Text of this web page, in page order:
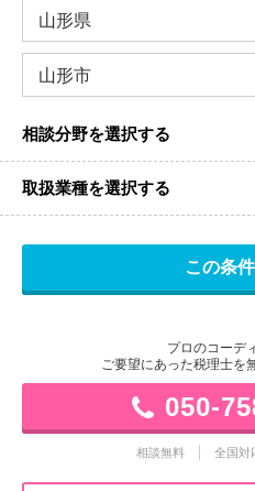
相談分野を選択する
取扱業種を選択する
プロのコーデ
ご要望にあった税理士を
050-
相談無料 全国対